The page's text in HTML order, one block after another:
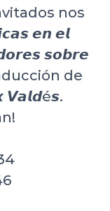
nos
𝙚𝙣 𝙚𝙡
𝙨𝙤𝙗𝙧𝙚
de
𝙑𝙖𝙡𝙙é𝙨.